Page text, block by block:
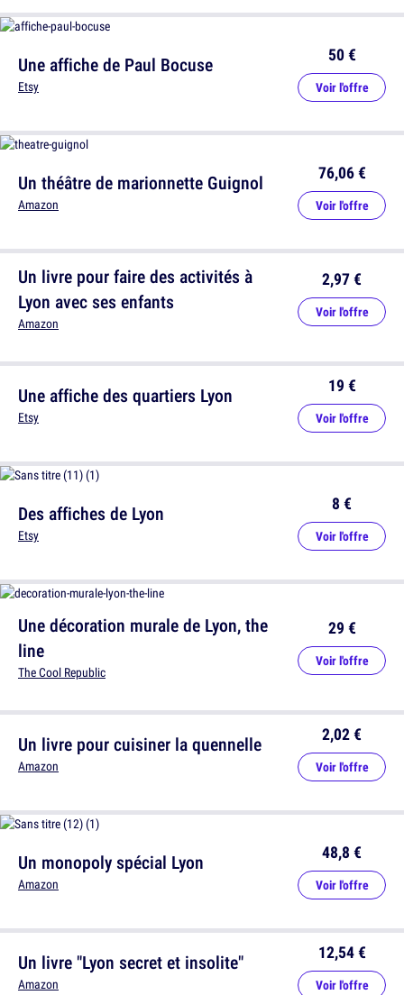
Une affiche de Paul Bocuse
Etsy
50 €
Voir l'offre
Un livre pour faire des activités à
Lyon avec ses enfants
Amazon
2,97 €
Voir l'offre
Des affiches de Lyon
Etsy
8 €
Voir l'offre
Un livre pour cuisiner la quennelle
Amazon
2,02 €
Voir l'offre
Un livre "Lyon secret et insolite"
Amazon
12,54 €
Voir l'offre
Un théâtre de marionnette Guignol
Amazon
76,06 €
Voir l'offre
Une affiche des quartiers Lyon
Etsy
19 €
Voir l'offre
Une décoration murale de Lyon, the
line
The Cool Republic
29 €
Voir l'offre
Un monopoly spécial Lyon
Amazon
48,8 €
Voir l'offre